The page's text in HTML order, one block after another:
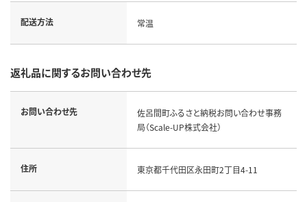
配送方法 常温
返礼品に関するお問い合わせ先
お問い合わせ先
佐呂間町ふるさと納税お問い合わせ事務
局（Scale-UP株式会社）
住所 東京都千代田区永田町2丁目4-11